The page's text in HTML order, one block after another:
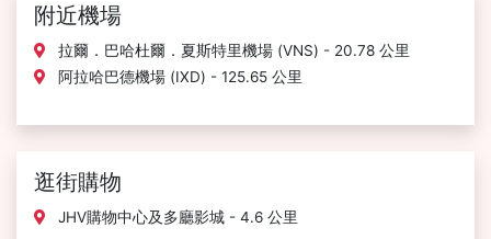
附近機場
拉爾．巴哈杜爾．夏斯特里機場 (VNS) - 20.78 公里
阿拉哈巴德機場 (IXD) - 125.65 公里
逛街購物
JHV購物中心及多廳影城 - 4.6 公里